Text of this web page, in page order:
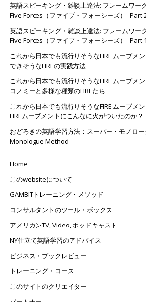
英語スピーキング・雑談上達法: フレームワー
Five Forces（ファイブ・フォーシーズ）- Part
英語スピーキング・雑談上達法: フレームワー
Five Forces（ファイブ・フォーシーズ）- Part 1
これから日本でも流行りそうなFIRE ムーブメ
できそうなFIREの実践方法
これから日本でも流行りそうなFIRE ムーブメ
コノミーと多様な種類のFIREたち
これから日本でも流行りそうなFIRE ムーブメ
FIREムーブメントにこんなに火がついたのか？
おどろきの英語学習方法：スーパー・モノロ
Monologue Method
Home
このwebsiteについて
GAMBITトレーニング・メソッド
コンサルタントのツール・ボックス
アメリカンTV, Video, ポッドキャスト
NY仕立て英語学習のアドバイス
ビジネス・ブックレビュー
トレーニング・コース
このサイトのクリエイター